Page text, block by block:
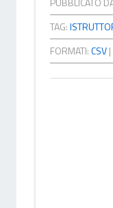
TAG:
FORMATI:CSV|